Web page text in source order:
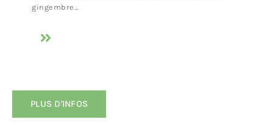
gingembre…
PLUS D'INFOS